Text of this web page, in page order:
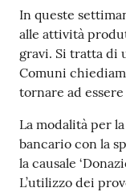
In queste
alle attività
gravi. Si tratta di
Comuni
tornare ad
La modalità per
bancario con la
la causale
L’utilizzo dei